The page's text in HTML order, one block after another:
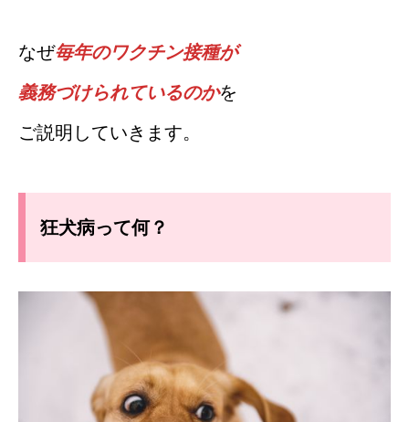
なぜ毎年のワクチン接種が
義務づけられているのかを
ご説明していきます。
狂犬病って何？